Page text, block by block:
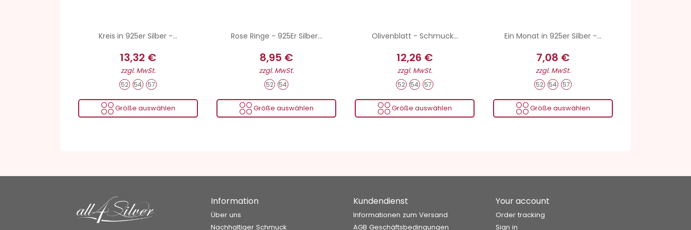
Kreis in 925er Silber -...
13,32 €
zzgl. MwSt.
52 54 57
Größe auswählen
Rose Ringe - 925Er Silber...
8,95 €
zzgl. MwSt.
52 54
Größe auswählen
Olivenblatt - Schmuck...
12,26 €
zzgl. MwSt.
52 54 57
Größe auswählen
Ein Monat in 925er Silber -...
7,08 €
zzgl. MwSt.
52 54 57
Größe auswählen
Information
Über uns
Nachhaltiger Schmuck
Kundendienst
Informationen zum Versand
AGB Geschäftsbedingungen
Your account
Order tracking
Sign in